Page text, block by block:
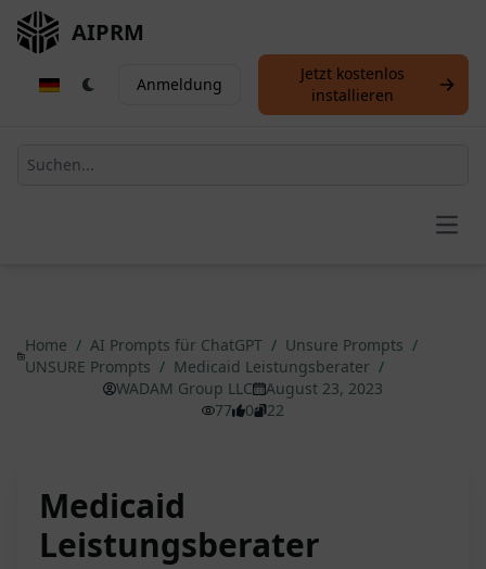
AIPRM
Anmeldung
Jetzt kostenlos
installieren
Home / AI Prompts für ChatGPT / Unsure Prompts /
UNSURE Prompts / Medicaid Leistungsberater /
WADAM Group LLC
August 23, 2023
77
0 22
Medicaid
Leistungsberater